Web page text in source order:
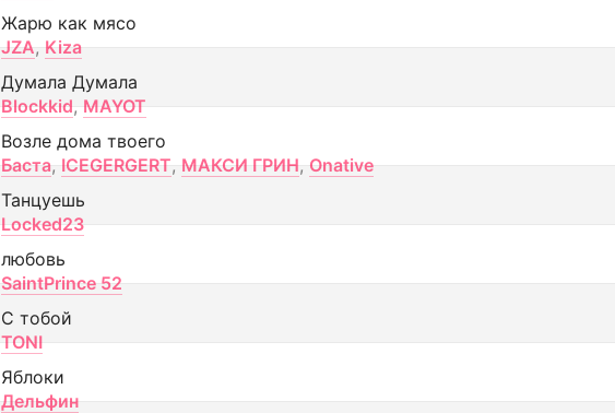
Жарю как мясо
JZA, Kiza
Думала Думала
Blockkid, MAYOT
Возле дома твоего
Баста, ICEGERGERT, МАКСИ ГРИН, Onative
Танцуешь
Locked23
любовь
SaintPrince 52
С тобой
TONI
Яблоки
Дельфин